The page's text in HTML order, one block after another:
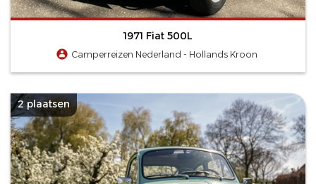
1971 Fiat 500L
Camperreizen Nederland - Hollands Kroon
2 plaatsen